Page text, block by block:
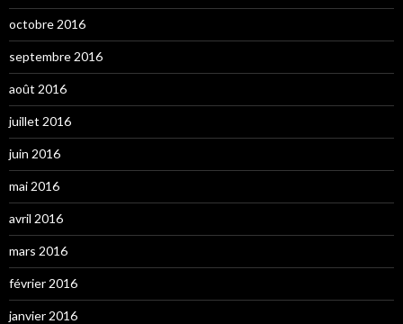
octobre 2016
septembre 2016
août 2016
juillet 2016
juin 2016
mai 2016
avril 2016
mars 2016
février 2016
janvier 2016